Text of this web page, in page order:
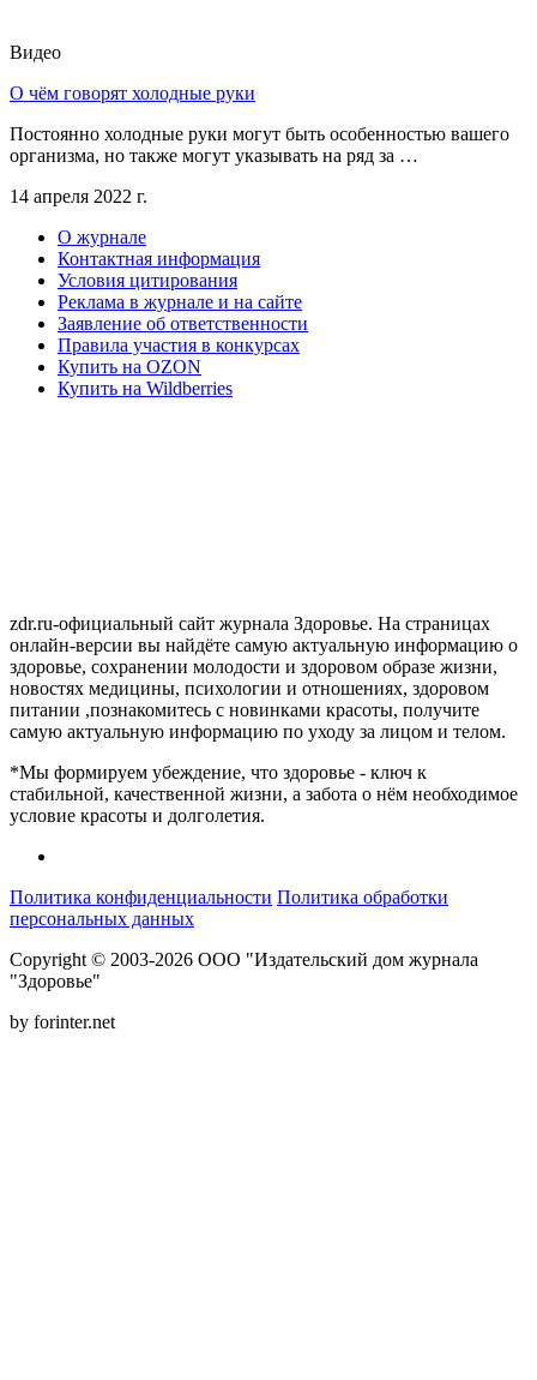
Видео
О чём говорят холодные руки
Постоянно холодные руки могут быть особенностью вашего
организма, но также могут указывать на ряд за …
14 апреля 2022 г.
О журнале
Контактная информация
Условия цитирования
Реклама в журнале и на сайте
Заявление об ответственности
Правила участия в конкурсах
Купить на OZON
Купить на Wildberries
zdr.ru-официальный сайт журнала Здоровье. На страницах
онлайн-версии вы найдёте самую актуальную информацию о
здоровье, сохранении молодости и здоровом образе жизни,
новостях медицины, психологии и отношениях, здоровом
питании ,познакомитесь с новинками красоты, получите
самую актуальную информацию по уходу за лицом и телом.
*Мы формируем убеждение, что здоровье - ключ к
стабильной, качественной жизни, а забота о нём необходимое
условие красоты и долголетия.
Политика конфиденциальности Политика обработки
персональных данных
Copyright © 2003-2026 ООО "Издательский дом журнала
"Здоровье"
by forinter.net